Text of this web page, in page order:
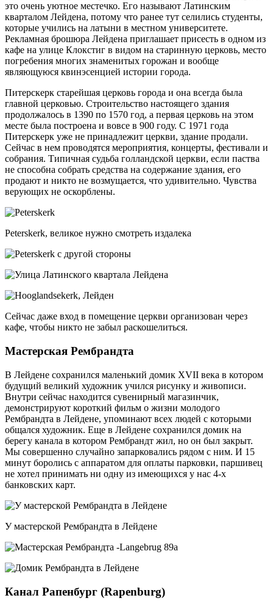
это очень уютное местечко. Его называют Латинским
кварталом Лейдена, потому что ранее тут селились студенты,
которые учились на латыни в местном университете.
Рекламная брошюра Лейдена приглашает присесть в одном из
кафе на улице Клокстиг в видом на старинную церковь, место
погребения многих знаменитых горожан и вообще
являющуюся квинэсенцией истории города.
Питерскерк старейшая церковь города и она всегда была
главной церковью. Строительство настоящего здания
продолжалось в 1390 по 1570 год, а первая церковь на этом
месте была построена и вовсе в 900 году. С 1971 года
Питерскерк уже не принадлежит церкви, здание продали.
Сейчас в нем проводятся мероприятия, концерты, фестивали и
собрания. Типичная судьба голландской церкви, если паства
не способна собрать средства на содержание здания, его
продают и никто не возмущается, что удивительно. Чувства
верующих не оскорблены.
Peterskerk, великое нужно смотреть издалека
Сейчас даже вход в помещение церкви организован через
кафе, чтобы никто не забыл раскошелиться.
Мастерская Рембрандта
В Лейдене сохранился маленький домик XVII века в котором
будущий великий художник учился рисунку и живописи.
Внутри сейчас находится сувенирный магазинчик,
демонстрируют короткий фильм о жизни молодого
Рембрандта в Лейдене, упоминают всех людей с которыми
общался художник. Еще в Лейдене сохранился домик на
берегу канала в котором Рембрандт жил, но он был закрыт.
Мы совершенно случайно запарковались рядом с ним. И 15
минут боролись с аппаратом для оплаты парковки, паршивец
не хотел принимать ни одну из имеющихся у нас 4-х
банковских карт.
У мастерской Рембрандта в Лейдене
Канал Рапенбург (Rapenburg)